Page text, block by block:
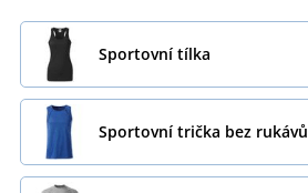
Sportovní tílka
Sportovní trička bez rukávů